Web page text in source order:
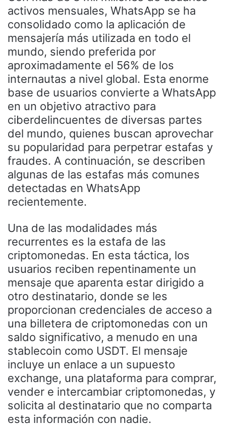
activos mensuales, WhatsApp se ha
consolidado como la aplicación de
mensajería más utilizada en todo el
mundo, siendo preferida por
aproximadamente el 56% de los
internautas a nivel global. Esta enorme
base de usuarios convierte a WhatsApp
en un objetivo atractivo para
ciberdelincuentes de diversas partes
del mundo, quienes buscan aprovechar
su popularidad para perpetrar estafas y
fraudes. A continuación, se describen
algunas de las estafas más comunes
detectadas en WhatsApp
recientemente.
Una de las modalidades más
recurrentes es la estafa de las
criptomonedas. En esta táctica, los
usuarios reciben repentinamente un
mensaje que aparenta estar dirigido a
otro destinatario, donde se les
proporcionan credenciales de acceso a
una billetera de criptomonedas con un
saldo significativo, a menudo en una
stablecoin como USDT. El mensaje
incluye un enlace a un supuesto
exchange, una plataforma para comprar,
vender e intercambiar criptomonedas, y
solicita al destinatario que no comparta
esta información con nadie.